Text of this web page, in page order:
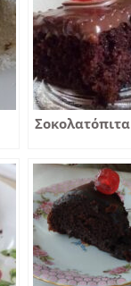
Σοκολατόπιτα